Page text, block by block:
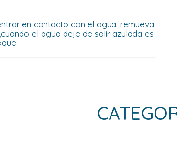
en contacto con el agua. remueva
el agua deje de salir azulada es